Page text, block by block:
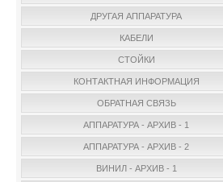
ДРУГАЯ АППАРАТУРА
КАБЕЛИ
СТОЙКИ
КОНТАКТНАЯ ИНФОРМАЦИЯ
ОБРАТНАЯ СВЯЗЬ
АППАРАТУРА - АРХИВ - 1
АППАРАТУРА - АРХИВ - 2
ВИНИЛ - АРХИВ - 1